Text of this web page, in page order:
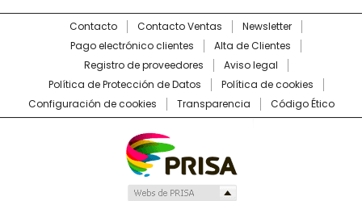
Contacto Contacto Ventas
Newsletter
Pago electrónico clientes
Alta de Clientes
Registro de proveedores
Aviso legal
Política de Protección de Datos
Política de cookies
Configuración de cookies
Transparencia Código Ético